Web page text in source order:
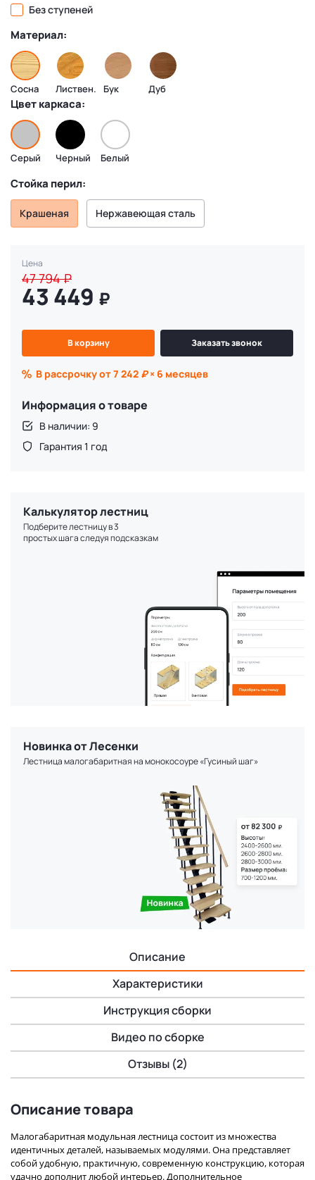
Без ступеней
Материал:
Сосна Листвен. Бук Дуб
Цвет каркаса:
Серый Черный Белый
Стойка перил:
Крашеная Нержавеющая сталь
Цена
47 794₽
43 449 ₽
В корзину Заказать звонок
В рассрочку от 7 242 ₽× 6 месяцев
Информация о товаре
В наличии: 9
Гарантия 1 год
Калькулятор лестниц
Подберите лестницу в 3
простых шага следуя подсказкам
Новинка от Лесенки
Лестница малогабаритная на монокосоуре «Гусиный шаг»
Описание
Характеристики
Инструкция сборки
Видео по сборке
Отзывы (2)
Описание товара
Малогабаритная модульная лестница состоит из множества
идентичных деталей, называемых модулями. Она представляет
собой удобную, практичную, современную конструкцию, которая
удачно дополнит любой интерьер. Дополнительное